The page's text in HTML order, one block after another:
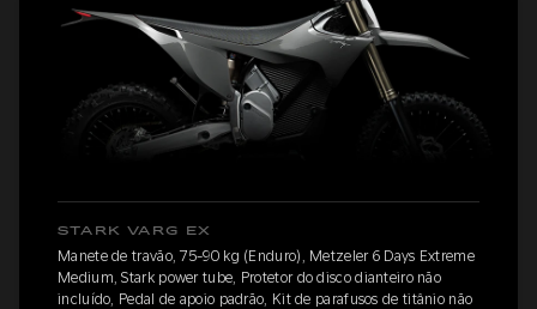
STARK VARG EX
Manete de travão, 75-90 kg (Enduro), Metzeler 6 Days Extreme
Medium, Stark power tube, Protetor do disco dianteiro não
incluído, Pedal de apoio padrão, Kit de parafusos de titânio não